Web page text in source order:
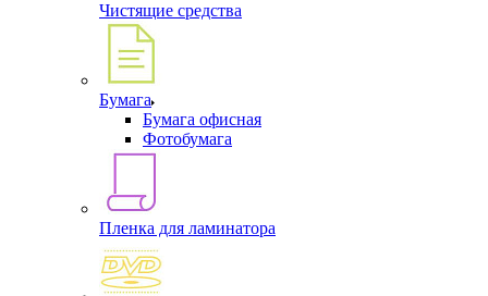
Чистящие средства
Бумага
Бумага офисная
Фотобумага
Пленка для ламинатора